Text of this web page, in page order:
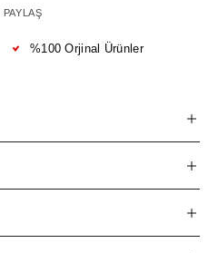
PAYLAŞ
%100 Orjinal Ürünler